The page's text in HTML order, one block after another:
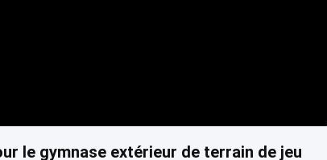
le gymnase extérieur de terrain de jeu